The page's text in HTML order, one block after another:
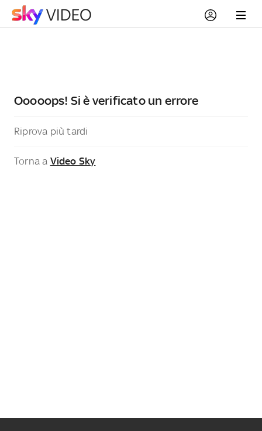
Ooooops! Si è verificato un errore
Riprova più tardi
Torna a Video Sky